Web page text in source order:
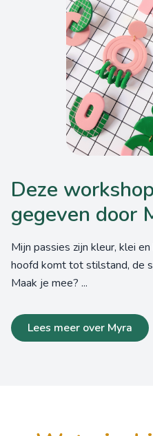
Deze workshop wordt
gegeven door
Mijn passies zijn kleur, klei
hoofd komt tot stilstand, de
Maak je mee? ...
Lees meer over Myra